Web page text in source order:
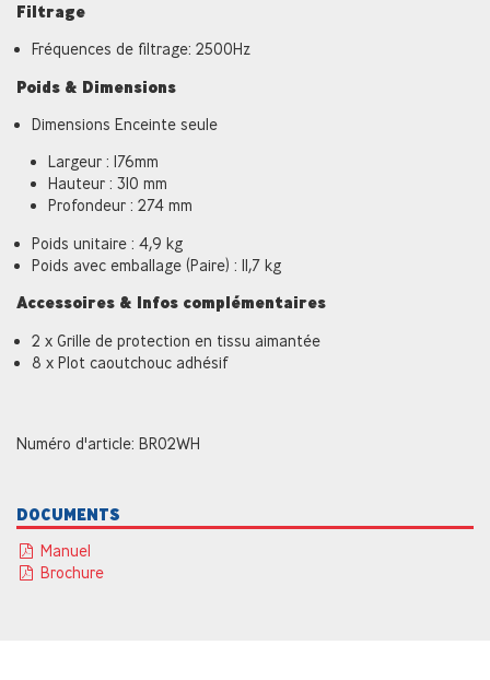
Filtrage
Fréquences de filtrage: 2500Hz
Poids & Dimensions
Dimensions Enceinte seule
Largeur : 176mm
Hauteur : 310 mm
Profondeur : 274 mm
Poids unitaire : 4,9 kg
Poids avec emballage (Paire) : 11,7 kg
Accessoires & Infos complémentaires
2 x Grille de protection en tissu aimantée
8 x Plot caoutchouc adhésif
Numéro d'article: BR02WH
DOCUMENTS
Manuel
Brochure